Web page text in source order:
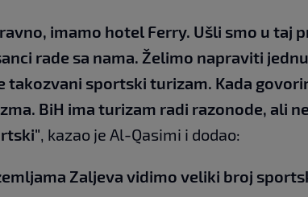
imamo hotel Ferry. Ušli smo u taj
rade sa nama. Želimo napraviti
takozvani sportski turizam. Kada
BiH ima turizam radi razonode, ali
, kazao je Al-Qasimi i dodao:
Zaljeva vidimo veliki broj